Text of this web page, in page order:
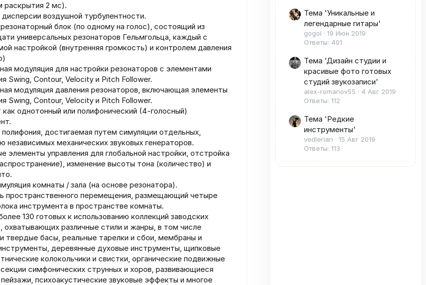
раскрытия 2 мс).
воздушной турбулентности.
блок (по одному на голос), состоящий из
универсальных резонаторов Гельмгольца, каждый с
настройкой (внутренняя громкость) и контролем давления
модуляция для настройки резонаторов с элементами
Swing, Contour, Velocity и Pitch Follower.
модуляция давления резонаторов, включающая элементы
Swing, Contour, Velocity и Pitch Follower.
как однотонный или полифонический (4-голосный)
полифония, достигаемая путем симуляции отдельных,
независимых механических звуковых генераторов.
элементы управления для глобальной настройки, отстройка
изменение высоты тона (количество) и
комнаты / зала (на основе резонатора).
пространственного перемещения, размещающий четыре
инструмента в пространстве комнаты.
130 готовых к использованию коллекций заводских
охватывающих различные стили и жанры, в том числе
твердые басы, реальные тарелки и сбои, мембраны и
деревянные духовые инструменты, щипковые
колокольчики и свистки, органические подвижные
симфонических струнных и хоров, развивающиеся
психоакустические звуковые эффекты и многое
Тема 'Уникальные и
легендарные гитары'
gogol
19 Июн 2019
Ответы: 401
Тема 'Дизайн студии и
красивые фото готовых
студий звукозаписи'
alex-romanov55
4 Авг 2019
Ответы: 112
Тема 'Редкие
инструменты'
vedlerian
15 Авг 2019
Ответы: 113